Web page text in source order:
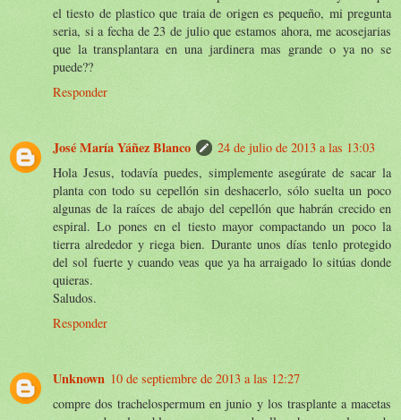
el tiesto de plastico que traia de origen es pequeño, mi pregunta
seria, si a fecha de 23 de julio que estamos ahora, me acosejarias
que la transplantara en una jardinera mas grande o ya no se
puede??
Responder
José María Yáñez Blanco
24 de julio de 2013 a las 13:03
Hola Jesus, todavía puedes, simplemente asegúrate de sacar la
planta con todo su cepellón sin deshacerlo, sólo suelta un poco
algunas de la raíces de abajo del cepellón que habrán crecido en
espiral. Lo pones en el tiesto mayor compactando un poco la
tierra alrededor y riega bien. Durante unos días tenlo protegido
del sol fuerte y cuando veas que ya ha arraigado lo sitúas donde
quieras.
Saludos.
Responder
Unknown 10 de septiembre de 2013 a las 12:27
compre dos trachelospermum en junio y los trasplante a macetas